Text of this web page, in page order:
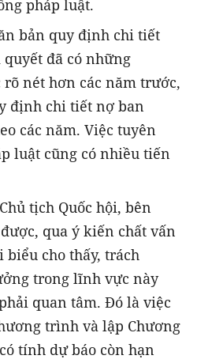
pháp luật.
bản quy định chi tiết
đã có những
nét hơn các năm trước,
định chi tiết nợ ban
các năm. Việc tuyên
luật cũng có nhiều tiến
tịch Quốc hội, bên
qua ý kiến chất vấn
cho thấy, trách
trong lĩnh vực này
quan tâm. Đó là việc
trình và lập Chương
tính dự báo còn hạn